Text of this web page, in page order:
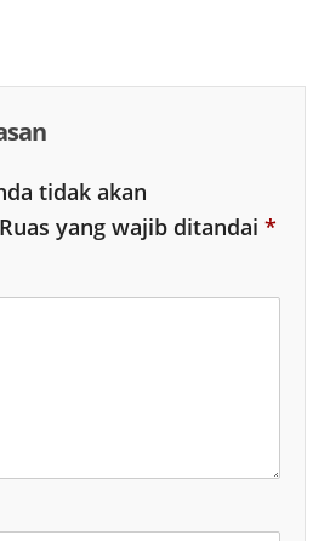
tidak akan
Ruas yang wajib ditandai *